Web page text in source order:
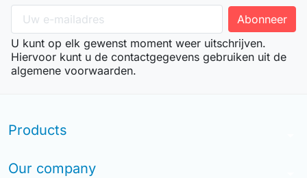
U kunt op elk gewenst moment weer uitschrijven.
Hiervoor kunt u de contactgegevens gebruiken uit de
algemene voorwaarden.
Products
Our company